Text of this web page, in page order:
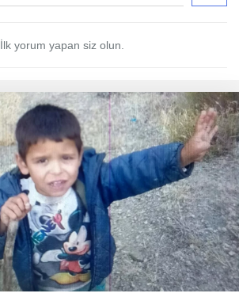
İlk yorum yapan siz olun.